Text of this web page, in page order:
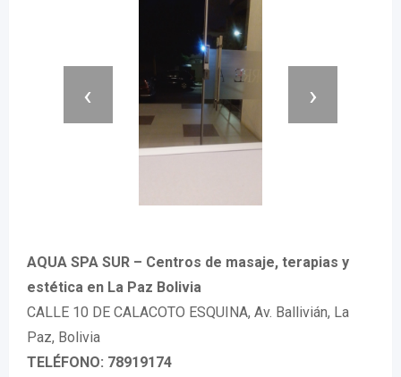
‹ ›
AQUA SPA SUR – Centros de masaje, terapias y
estética en La Paz Bolivia
CALLE 10 DE CALACOTO ESQUINA, Av. Ballivián, La
Paz, Bolivia
TELÉFONO: 78919174